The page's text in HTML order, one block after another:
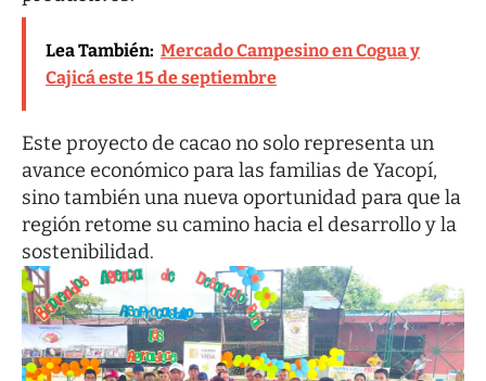
Lea También: Mercado Campesino en Cogua y
Cajicá este 15 de septiembre
Este proyecto de cacao no solo representa un
avance económico para las familias de Yacopí,
sino también una nueva oportunidad para que la
región retome su camino hacia el desarrollo y la
sostenibilidad.